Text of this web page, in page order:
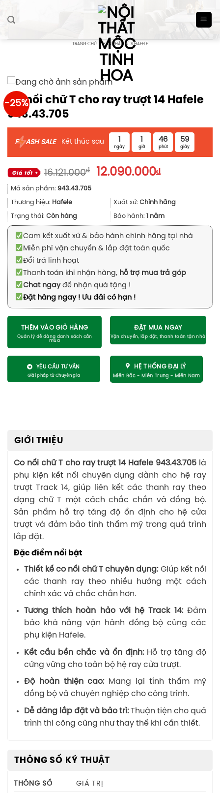
TRANG CHỦ / SẢN PHẨM / S HAFELE
-25%
Co nối chữ T cho ray trượt 14 Hafele
943.43.705
F ASH SALE Kết thúc sau 1
ngày
1
giờ
46
phút
58
giây
16.121.000₫
Giá
16.121.000₫.
12.090.000₫Giá
là:
Mã sản phẩm: 943.43.705
Thương hiệu: Hafele Xuất xứ: Chính hãng
Trạng thái: Còn hàng Bảo hành: 1 năm
Cam kết xuất xứ & bảo hành chính hãng tại nhà
Miễn phí vận chuyển & lắp đặt toàn quốc
Đổi trả linh hoạt
Thanh toán khi nhận hàng, hỗ trợ mua trả góp
Chat ngayđể nhận quà tặng !
Đặt hàng ngay ! Ưu đãi có hạn !
THÊM VÀO GIỎ HÀNG ĐẶT MUA NGAY
YÊU CẦU TƯ VẤN HỆ THỐNG ĐẠI LÝ
GIỚI THIỆU
Co nối chữ T cho ray trượt 14 Hafele 943.43.705 là
phụ kiện kết nối chuyên dụng dành cho hệ ray
trượt Track 14, giúp liên kết các thanh ray theo
dạng chữ T một cách chắc chắn và đồng bộ.
Sản phẩm hỗ trợ tăng độ ổn định cho hệ cửa
trượt và đảm bảo tính thẩm mỹ trong quá trình
lắp đặt.
Đặc điểm nổi bật
Thiết kế co nối chữ T chuyên dụng:Giúp kết nối
các thanh ray theo nhiều hướng một cách
chính xác và chắc chắn hơn.
Tương thích hoàn hảo với hệ Track 14:Đảm
bảo khả năng vận hành đồng bộ cùng các
phụ kiện Hafele.
Kết cấu bền chắc và ổn định: Hỗ trợ tăng độ
cứng vững cho toàn bộ hệ ray cửa trượt.
Độ hoàn thiện cao: Mang lại tính thẩm mỹ
đồng bộ và chuyên nghiệp cho công trình.
Dễ dàng lắp đặt và bảo trì:Thuận tiện cho quá
trình thi công cũng như thay thế khi cần thiết.
THÔNG SỐ KỸ THUẬT
THÔNG SỐ GIÁ TRỊ